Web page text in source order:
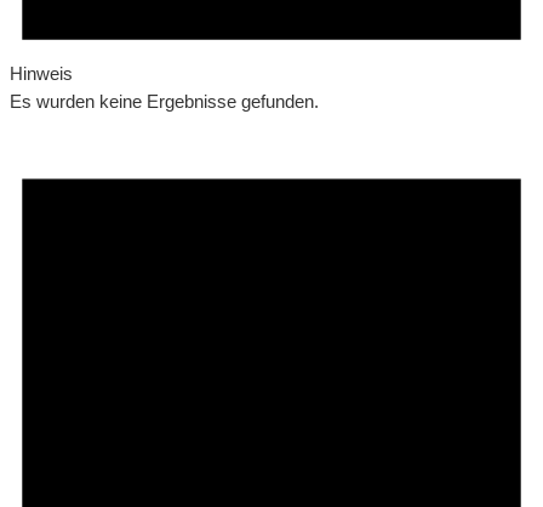
Hinweis
Es wurden keine Ergebnisse gefunden.